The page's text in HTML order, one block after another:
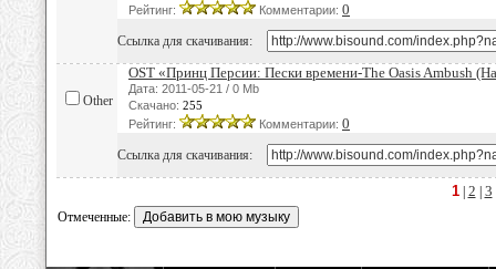
Рейтинг:
Комментарии: 0
Ссылка для скачивания:
Other
OST «Принц Персии: Пески времени-The Oasis Ambush
Дата: 2011-05-21 / 0 Mb
Скачано: 255
Рейтинг:
Комментарии: 0
Ссылка для скачивания:
1| 2 3
Отмеченные: